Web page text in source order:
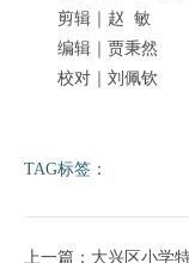
剪辑｜赵 敏
编辑 ｜贾秉然
校对 ｜刘佩钦
TAG标签：
上一篇：大兴区小学